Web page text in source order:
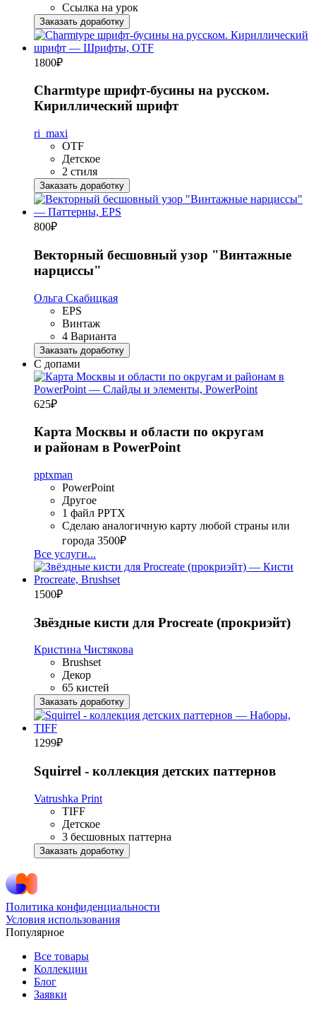
Ссылка на урок
Заказать доработку
1800₽
Charmtype шрифт-бусины на русском.
Кириллический шрифт
ri_maxi
OTF
Детское
2 стиля
Заказать доработку
800₽
Векторный бесшовный узор "Винтажные
нарциссы"
Ольга Скабицкая
EPS
Винтаж
4 Варианта
Заказать доработку
С допами
625₽
Карта Москвы и области по округам
и районам в PowerPoint
pptxman
PowerPoint
Другое
1 файл PPTX
Сделаю аналогичную карту любой страны или
города 3500₽
Все услуги...
1500₽
Звёздные кисти для Procreate (прокриэйт)
Кристина Чистякова
Brushset
Декор
65 кистей
Заказать доработку
1299₽
Squirrel - коллекция детских паттернов
Vatrushka Print
TIFF
Детское
3 бесшовных паттерна
Заказать доработку
Политика конфиденциальности
Условия использования
Популярное
Все товары
Коллекции
Блог
Заявки